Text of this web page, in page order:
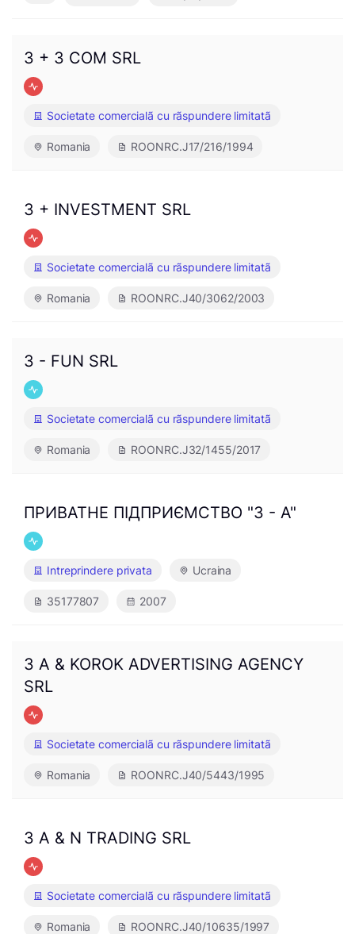
3 + 3 COM SRL
Societate comercialã cu rãspundere limitatã
Romania ROONRC.J17/216/1994
3 + INVESTMENT SRL
Societate comercialã cu rãspundere limitatã
Romania ROONRC.J40/3062/2003
3 - FUN SRL
Societate comercialã cu rãspundere limitatã
Romania ROONRC.J32/1455/2017
ПРИВАТНЕ ПІДПРИЄМСТВО "3 - А"
Intreprindere privata Ucraina
35177807 2007
3 A & KOROK ADVERTISING AGENCY
SRL
Societate comercialã cu rãspundere limitatã
Romania ROONRC.J40/5443/1995
3 A & N TRADING SRL
Societate comercialã cu rãspundere limitatã
Romania ROONRC.J40/10635/1997